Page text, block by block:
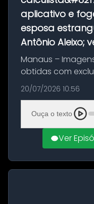
aplicativo e
esposa
Antônio Aleixo;
Manaus –
obtidas com
momento da
morte de Larissa
ocorreu na noite
20/07/2026 10:56
Ouça o texto
Ver